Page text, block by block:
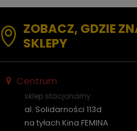
ZOBACZ, GDZIE
SKLEPY
Centrum
sklep stacjonarny
al. Solidarności 113d
na tyłach Kina FEMINA